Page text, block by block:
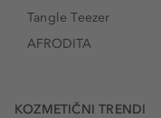
Tangle Teezer
AFRODITA
KOZMETIČNI TRENDI